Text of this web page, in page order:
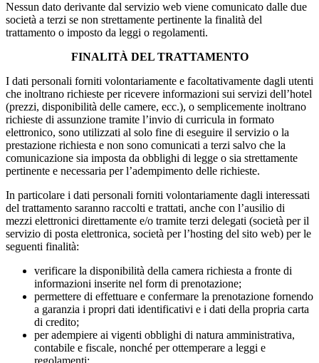
Nessun dato derivante dal servizio web viene comunicato dalle due
società a terzi se non strettamente pertinente la finalità del
trattamento o imposto da leggi o regolamenti.
FINALITÀ DEL TRATTAMENTO
I dati personali forniti volontariamente e facoltativamente dagli utenti
che inoltrano richieste per ricevere informazioni sui servizi dell’hotel
(prezzi, disponibilità delle camere, ecc.), o semplicemente inoltrano
richieste di assunzione tramite l’invio di curricula in formato
elettronico, sono utilizzati al solo fine di eseguire il servizio o la
prestazione richiesta e non sono comunicati a terzi salvo che la
comunicazione sia imposta da obblighi di legge o sia strettamente
pertinente e necessaria per l’adempimento delle richieste.
In particolare i dati personali forniti volontariamente dagli interessati
del trattamento saranno raccolti e trattati, anche con l’ausilio di
mezzi elettronici direttamente e/o tramite terzi delegati (società per il
servizio di posta elettronica, società per l’hosting del sito web) per le
seguenti finalità:
verificare la disponibilità della camera richiesta a fronte di
informazioni inserite nel form di prenotazione;
permettere di effettuare e confermare la prenotazione fornendo
a garanzia i propri dati identificativi e i dati della propria carta
di credito;
per adempiere ai vigenti obblighi di natura amministrativa,
contabile e fiscale, nonché per ottemperare a leggi e